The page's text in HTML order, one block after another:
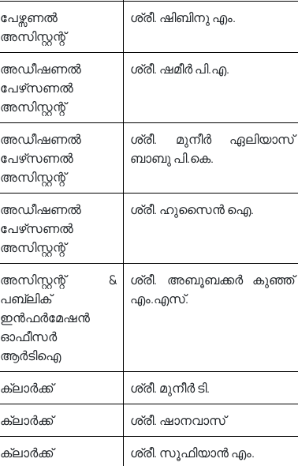
പേഴ്സണൽ
അസിസ്റ്റന്റ്
ശ്രീ. ഷിബിനു എം.
അഡീഷണൽ
പേഴ്‌സണൽ
അസിസ്റ്റന്റ്
ശ്രീ. ഷമീർ പി.എ.
അഡീഷണൽ
പേഴ്‌സണൽ
അസിസ്റ്റന്റ്
ശ്രീ. മുനീർ ഏലിയാസ്
ബാബു പി.കെ.
അഡീഷണൽ
പേഴ്‌സണൽ
അസിസ്റ്റന്റ്
ശ്രീ. ഹുസൈൻ ഐ.
അസിസ്റ്റന്റ് &
പബ്ലിക്
ഇൻഫർമേഷൻ
ഓഫീസർ
ആർടിഐ
ശ്രീ. അബൂബക്കർ കുഞ്ഞ്
എം.എസ്.
ക്ലാർക്ക് ശ്രീ. മുനീർ ടി.
ക്ലാർക്ക്
ശ്രീ. ഷാനവാസ്
ക്ലാർക്ക്
ശ്രീ. സൂഫിയാൻ എം.